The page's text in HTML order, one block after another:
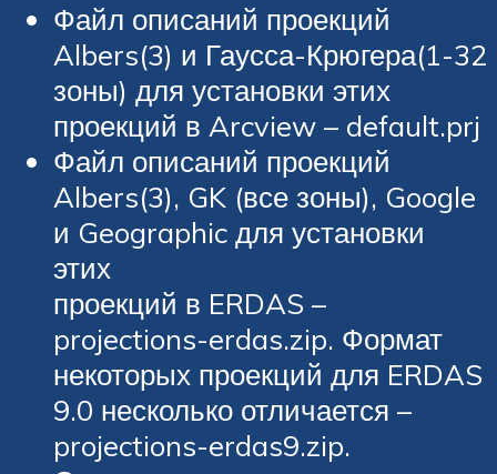
Файл описаний проекций
Albers(3) и Гаусса-Крюгера(1-32
зоны) для установки этих
проекций в Arcview – default.prj
Файл описаний проекций
Albers(3), GK (все зоны), Google
и Geographic для установки
этих
проекций в ERDAS –
projections-erdas.zip. Формат
некоторых проекций для ERDAS
9.0 несколько отличается –
projections-erdas9.zip.